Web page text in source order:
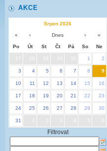
AKCE
Srpen 2026
« ‹ Dnes › »
Po Út St Čt Pá So Ne
27 29 30 31 1 2
3 4 5 6 7 8 9
10 11 12 13 14 15 16
17 18 19 20 21 22 23
24 25 26 27 28 29 30
31 3 5
Filtrovat